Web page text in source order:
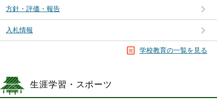
方針・評価・報告
入札情報
学校教育の一覧を見る
生涯学習・スポーツ